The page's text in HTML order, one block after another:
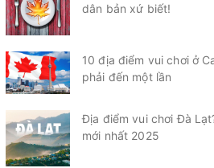
dân bản xứ biết!
10 địa điểm vui chơi ở
phải đến một lần
Địa điểm vui chơi Đà
mới nhất 2025